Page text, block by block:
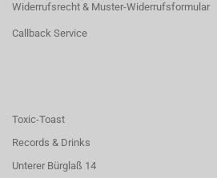
Widerrufsrecht & Muster-Widerrufsformular
Callback Service
Toxic-Toast
Records & Drinks
Unterer Bürglaß 14